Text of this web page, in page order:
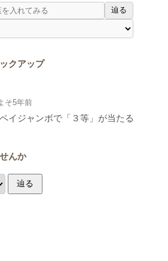
辿る
クアップ
そ5年前
イジャンボで「３等」が当たる
んか
辿る